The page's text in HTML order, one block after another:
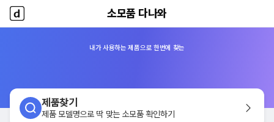
소모품 다나와
홈
소모품 다나와
내가 사용하는 제품으로 한번에 찾는
제품찾기
제품 모델명으로 딱 맞는 소모품 확인하기